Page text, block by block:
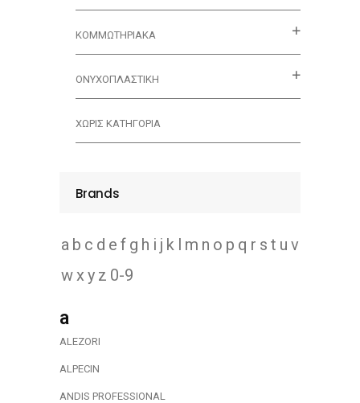
ΚΟΜΜΩΤΗΡΙΑΚΑ
ΟΝΥΧΟΠΛΑΣΤΙΚΗ
ΧΩΡΊΣ ΚΑΤΗΓΟΡΊΑ
Brands
a b c d e f g h i j k l m n o p q r s t u v
wxy z 0-9
a
ALEZORI
ALPECIN
ANDIS PROFESSIONAL